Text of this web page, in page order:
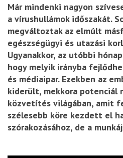
Már mindenki nagyon
a vírushullámok időszakát.
megváltoztak az elmúlt
egészségügyi és utazási
Ugyanakkor, az utóbbi
hogy melyik irányba
és médiaipar. Ezekben az
kiderült, mekkora potenciál
közvetítés világában, amit
szélesebb köre kezdett el
szórakozásához, de a